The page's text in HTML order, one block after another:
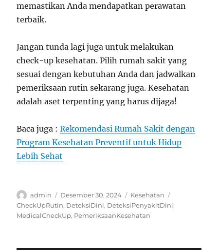
memastikan Anda mendapatkan perawatan
terbaik.
Jangan tunda lagi juga untuk melakukan
check-up kesehatan. Pilih rumah sakit yang
sesuai dengan kebutuhan Anda dan jadwalkan
pemeriksaan rutin sekarang juga. Kesehatan
adalah aset terpenting yang harus dijaga!
Baca juga :Rekomendasi Rumah Sakit dengan
Program Kesehatan Preventif untuk Hidup
Lebih Sehat
Author
admin
Posted
on
Desember 30, 2024 Categories
Kesehatan
CheckUpRutin, DeteksiDini, DeteksiPenyakitDini,
MedicalCheckUp, PemeriksaanKesehatan